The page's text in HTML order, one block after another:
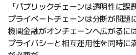
「パブリックチェーンは透明性に課
プライベートチェーンは分断が問題
機関金融がオンチェーンへ広がるには
プライバシーと相互運用性を同時に